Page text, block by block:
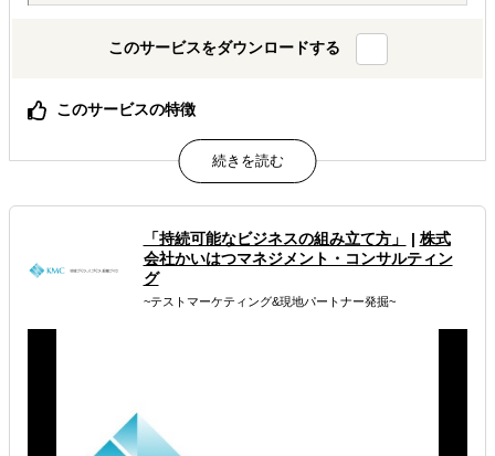
このサービスをダウンロードする
このサービスの特徴
伝統的なオフライン調査と、弊社ならではのビッグデータ
解析（SNSの分析やECモール購買データ分析など）をバラ
ンスよく合わせながら、お客様に最良の調査手法をデザイ
ンいたします。
属するジャンル
海外進出戦略・事業計画立案
解決できる課題
「持続可能なビジネスの組み立て方」 | 株式
会社かいはつマネジメント・コンサルティン
グ
~テストマーケティング&現地パートナー発掘~